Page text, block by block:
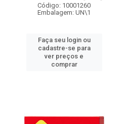
Código: 10001260
Embalagem: UN\1
Faça seu login ou
cadastre-se para
ver preços e
comprar